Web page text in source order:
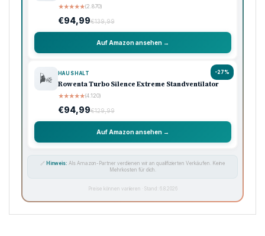
★★★★★(2.870)
€94,99€139,99
Auf Amazon ansehen →
-27%
🌬️ HAUSHALT
Rowenta Turbo Silence Extreme Standventilator
★★★★★(4.120)
€94,99€129,99
Auf Amazon ansehen →
🔗 Hinweis: Als Amazon-Partner verdienen wir an qualifizierten Verkäufen. Keine
Mehrkosten für dich.
Preise können variieren · Stand: 6.8.2026